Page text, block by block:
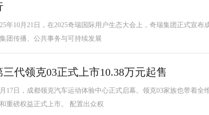
年10月21日，在2025奇瑞国际用户生态大会上，奇瑞集团正式宣布
团传播、公共事务与可持续发展
三代领克03正式上市10.38万元起售
17日，成都领克汽车运动体验中心正式启幕。领克03家族也带着全
重磅权益正式上市。 配置出众权